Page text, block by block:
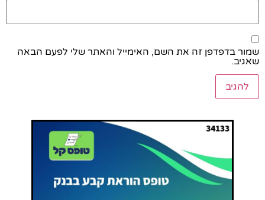
שמור בדפדפן זה את השם, האימייל והאתר שלי לפעם הבאה
שאגיב.